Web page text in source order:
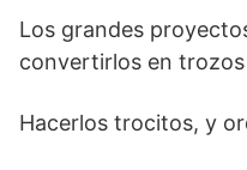
Los grandes
convertirlos en
Hacerlos trocitos, y